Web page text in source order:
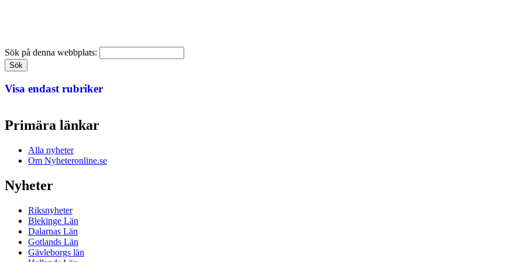
Sök på denna webbplats:
Visa endast rubriker
Primära länkar
Alla nyheter
Om Nyheteronline.se
Nyheter
Riksnyheter
Blekinge Län
Dalarnas Län
Gotlands Län
Gävleborgs län